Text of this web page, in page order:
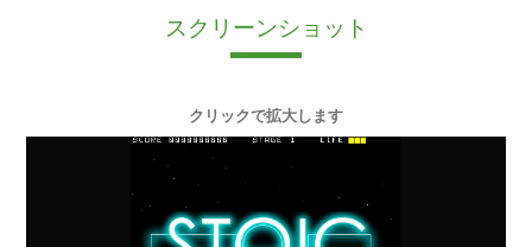
スクリーンショット
クリックで拡大します